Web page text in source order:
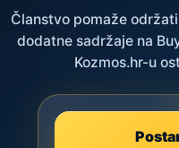
Članstvo pomaže
dodatne sadržaje na
Kozmos.hr-u